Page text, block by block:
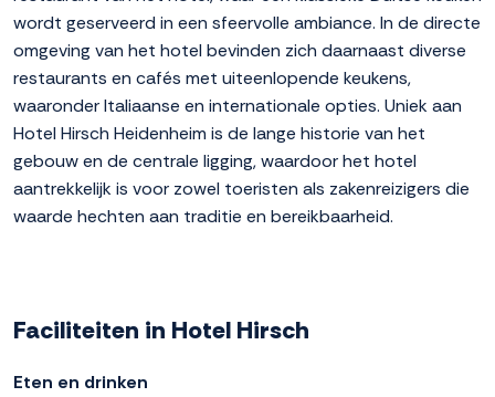
wordt geserveerd in een sfeervolle ambiance. In de directe
omgeving van het hotel bevinden zich daarnaast diverse
restaurants en cafés met uiteenlopende keukens,
waaronder Italiaanse en internationale opties. Uniek aan
Hotel Hirsch Heidenheim is de lange historie van het
gebouw en de centrale ligging, waardoor het hotel
aantrekkelijk is voor zowel toeristen als zakenreizigers die
waarde hechten aan traditie en bereikbaarheid.
Faciliteiten in Hotel Hirsch
Eten en drinken